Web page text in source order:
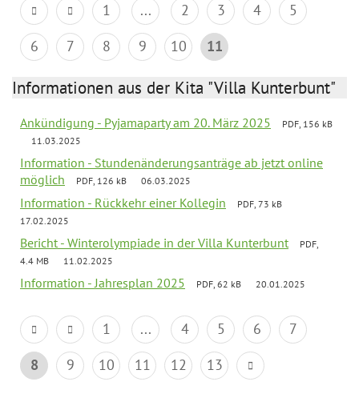
1 ... 2 3 4
5
6
7 8 9 10 11
Informationen aus der Kita "Villa Kunterbunt"
Ankündigung - Pyjamaparty am 20. März 2025
PDF, 156 kB
11.03.2025
Information - Stundenänderungsanträge ab jetzt online
möglich
PDF, 126 kB 06.03.2025
Information - Rückkehr einer Kollegin
PDF, 73 kB
17.02.2025
Bericht - Winterolympiade in der Villa Kunterbunt
PDF,
4.4 MB
11.02.2025
Information - Jahresplan 2025 PDF, 62 kB 20.01.2025
1 ... 4 5 6
7
8
9 10 11 12 13